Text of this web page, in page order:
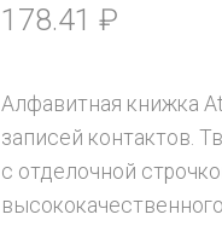
178.41₽
Алфавитная книжка
записей контактов.
с отделочной